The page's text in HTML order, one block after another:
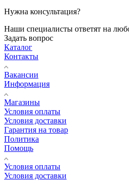
Нужна консультация?
Наши специалисты ответят на
Задать вопрос
Каталог
Контакты
Вакансии
Информация
Магазины
Условия оплаты
Условия доставки
Гарантия на товар
Политика
Помощь
Условия оплаты
Условия доставки